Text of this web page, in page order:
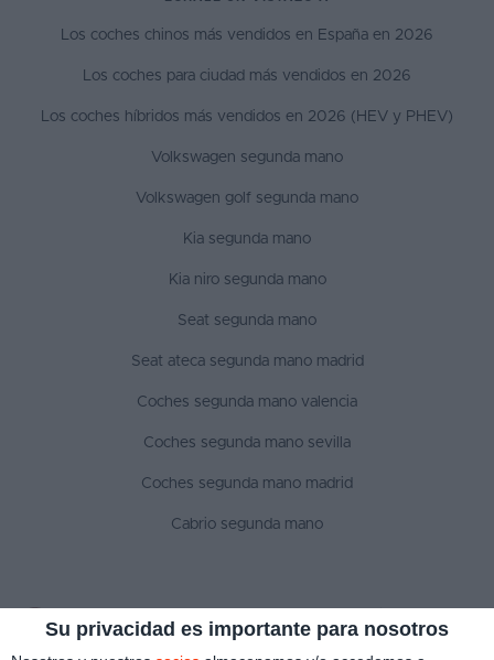
Su privacidad es importante para nosotros
Los coches chinos más vendidos en España en 2026
Los coches para ciudad más vendidos en 2026
Los coches híbridos más vendidos en 2026 (HEV y PHEV)
Volkswagen segunda mano
Volkswagen golf segunda mano
Kia segunda mano
Kia niro segunda mano
Seat segunda mano
Seat ateca segunda mano madrid
Coches segunda mano valencia
Coches segunda mano sevilla
Coches segunda mano madrid
Cabrio segunda mano
SÍGUENOS